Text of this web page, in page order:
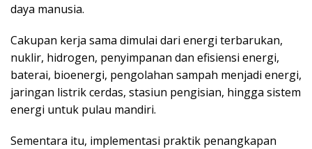
daya manusia.
Cakupan kerja sama dimulai dari energi terbarukan,
nuklir, hidrogen, penyimpanan dan efisiensi energi,
baterai, bioenergi, pengolahan sampah menjadi energi,
jaringan listrik cerdas, stasiun pengisian, hingga sistem
energi untuk pulau mandiri.
Sementara itu, implementasi praktik penangkapan